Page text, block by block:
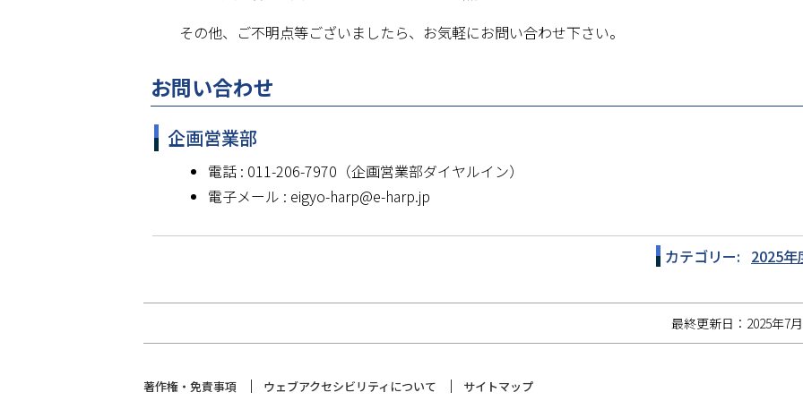
その他、ご不明点等ございましたら、お気軽にお問い合わせ下さい。
お問い合わせ
企画営業部
電話 : 011-206-7970（企画営業部ダイヤルイン）
電子メール : eigyo-harp@e-harp.jp
カテゴリー 2025年
最終更新日： 2025年7
著作権・免責事項 ウェブアクセシビリティについて サイトマップ